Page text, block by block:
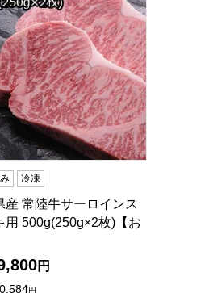
冷凍
産 常陸牛サーロインス
用 500g(250g×2枚)【お
円
円